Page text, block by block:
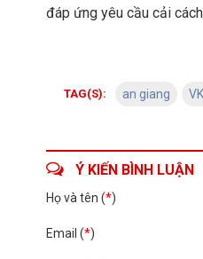
đáp ứng yêu cầu cải
TAG(S): an giang
Ý KIẾN BÌNH LUẬN
Họ và tên (*)
Email (*)